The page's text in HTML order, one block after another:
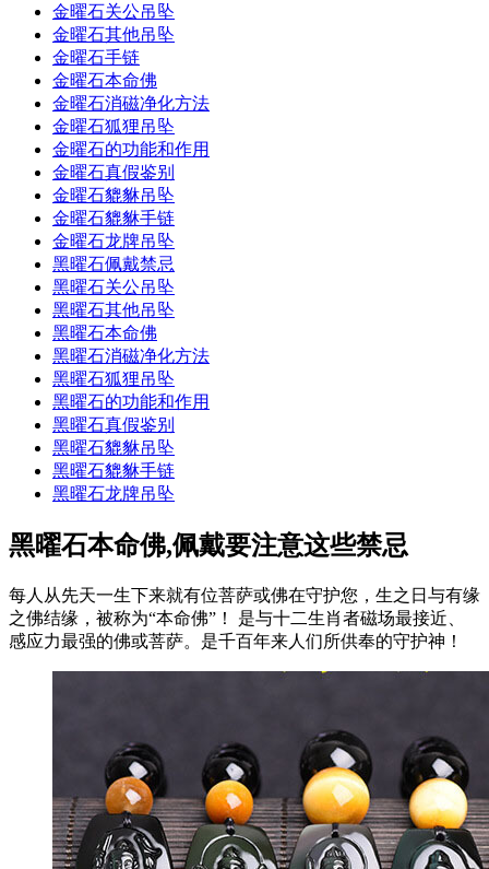
金曜石关公吊坠
金曜石其他吊坠
金曜石手链
金曜石本命佛
金曜石消磁净化方法
金曜石狐狸吊坠
金曜石的功能和作用
金曜石真假鉴别
金曜石貔貅吊坠
金曜石貔貅手链
金曜石龙牌吊坠
黑曜石佩戴禁忌
黑曜石关公吊坠
黑曜石其他吊坠
黑曜石本命佛
黑曜石消磁净化方法
黑曜石狐狸吊坠
黑曜石的功能和作用
黑曜石真假鉴别
黑曜石貔貅吊坠
黑曜石貔貅手链
黑曜石龙牌吊坠
黑曜石本命佛,佩戴要注意这些禁忌
每人从先天一生下来就有位菩萨或佛在守护您，生之日与有缘
之佛结缘，被称为“本命佛”！ 是与十二生肖者磁场最接近、
感应力最强的佛或菩萨。是千百年来人们所供奉的守护神！